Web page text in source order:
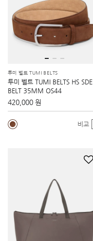
투미 벨트 TUMI BELTS
투미 벨트 TUMI BELTS HS SDE
BELT 35MM OS44
420,000 원
비교